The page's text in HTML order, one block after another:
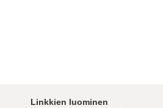
Linkkien luominen